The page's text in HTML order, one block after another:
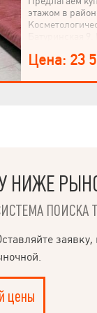
этажом в
современный
приобрести по
случае
покупателям
Цена: 23
НИЖЕ
ПОИСКА
цены